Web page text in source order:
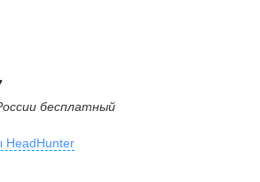
бесплатный
HeadHunter